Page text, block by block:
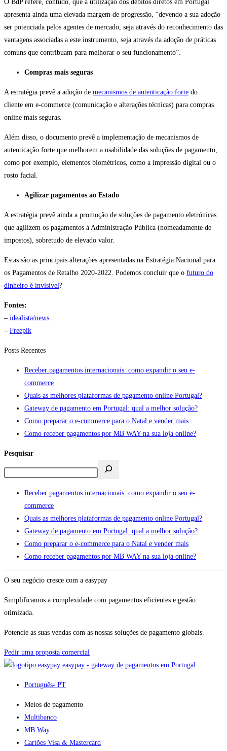
O BdP refere, contudo, que a utilização dos débitos diretos em Portugal
apresenta ainda uma elevada margem de progressão, “devendo a sua adoção
ser potenciada pelos agentes de mercado, seja através do reconhecimento das
vantagens associadas a este instrumento, seja através da adoção de práticas
comuns que contribuam para melhorar o seu funcionamento”.
Compras mais seguras
A estratégia prevê a adoção de mecanismos de autenticação forte do
cliente em e-commerce (comunicação e alterações técnicas) para compras
online mais seguras.
Além disso, o documento prevê a implementação de mecanismos de
autenticação forte que melhorem a usabilidade das soluções de pagamento,
como por exemplo, elementos biométricos, como a impressão digital ou o
rosto facial.
Agilizar pagamentos ao Estado
A estratégia prevê ainda a promoção de soluções de pagamento eletrónicas
que agilizem os pagamentos à Administração Pública (nomeadamente de
impostos), sobretudo de elevado valor.
Estas são as principais alterações apresentadas na Estratégia Nacional para
os Pagamentos de Retalho 2020-2022. Podemos concluir que o futuro do
dinheiro é invisível?
Fontes:
– idealista/news
– Freepik
Posts Recentes
Receber pagamentos internacionais: como expandir o seu e-
commerce
Quais as melhores plataformas de pagamento online Portugal?
Gateway de pagamento em Portugal: qual a melhor solução?
Como preparar o e-commerce para o Natal e vender mais
Como receber pagamentos por MB WAY na sua loja online?
Pesquisar
Receber pagamentos internacionais: como expandir o seu e-
commerce
Quais as melhores plataformas de pagamento online Portugal?
Gateway de pagamento em Portugal: qual a melhor solução?
Como preparar o e-commerce para o Natal e vender mais
Como receber pagamentos por MB WAY na sua loja online?
O seu negócio cresce com a easypay
Simplificamos a complexidade com pagamentos eficientes e gestão
otimizada.
Potencie as suas vendas com as nossas soluções de pagamento globais.
Pedir uma proposta comercial
easypay - gateway de pagamentos em Portugal
Português- PT
Meios de pagamento
Multibanco
MB Way
Cartões Visa & Mastercard